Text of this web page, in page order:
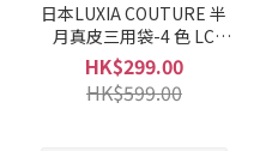
日本LUXIA COUTURE 半
月真皮三用袋-4 色 LC
8009
HK$299.00
HK$599.00